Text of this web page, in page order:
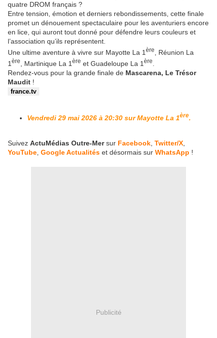
quatre DROM français ?
Entre tension, émotion et derniers rebondissements, cette finale
promet un dénouement spectaculaire pour les aventuriers encore
en lice, qui auront tout donné pour défendre leurs couleurs et
l’association qu’ils représentent.
Une ultime aventure à vivre sur Mayotte La 1 ère
, Réunion La
1 ère , Martinique La 1 ère et Guadeloupe La 1 ère
Rendez-vous pour la grande finale de Mascarena, Le Trésor
Maudit !
france.tv
Vendredi 29 mai 2026 à 20:30 sur Mayotte La 1ère.
Suivez ActuMédias Outre-Mersur Facebook Twitter/X
YouTube Google Actualités et désormais sur WhatsApp !
Publicité